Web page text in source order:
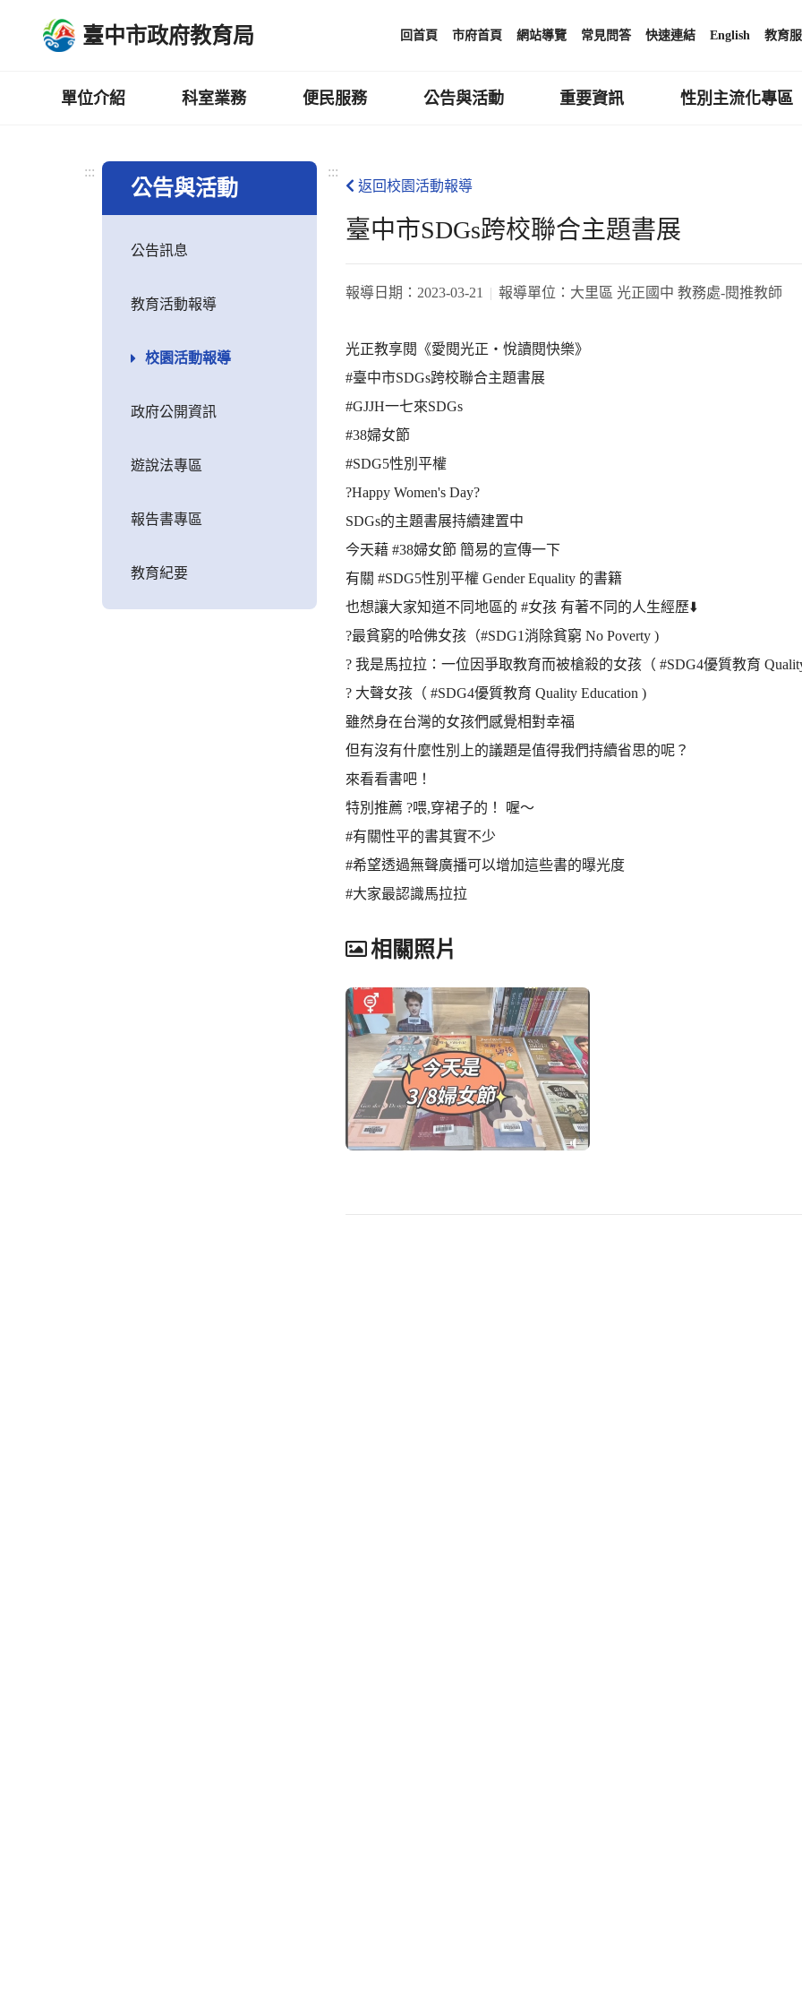
臺中市政府教育局 回首頁 市府首頁 網站導覽 常見問答 快速連結 English 教育
單位介紹 科室業務 便民服務 公告與活動 重要資訊 性別主流化專區
:::
公告與活動
公告訊息
教育活動報導
校園活動報導
政府公開資訊
遊說法專區
報告書專區
教育紀要
:::
返回校園活動報導
臺中市SDGs跨校聯合主題書展
報導日期： 2023-03-21 報導單位： 大里區 光正國中 教務處-閱推教師
光正教享閱《愛閱光正‧悅讀閱快樂》
#臺中市SDGs跨校聯合主題書展
#GJJH一七來SDGs
#38婦女節
#SDG5性別平權
?Happy Women's Day?
SDGs的主題書展持續建置中
今天藉 #38婦女節 簡易的宣傳一下
有關 #SDG5性別平權 Gender Equality 的書籍
也想讓大家知道不同地區的 #女孩 有著不同的人生經歷⬇️
?最貧窮的哈佛女孩（#SDG1消除貧窮 No Poverty )
? 我是馬拉拉：一位因爭取教育而被槍殺的女孩（ #SDG4優質教育
? 大聲女孩（ #SDG4優質教育 Quality Education )
雖然身在台灣的女孩們感覺相對幸福
但有沒有什麼性別上的議題是值得我們持續省思的呢？
來看看書吧！
特別推薦 ?喂,穿裙子的！ 喔～
#有關性平的書其實不少
#希望透過無聲廣播可以增加這些書的曝光度
#大家最認識馬拉拉
相關照片